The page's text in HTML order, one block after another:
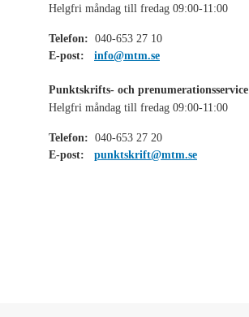
Helgfri måndag till fredag 09:00-11:00
Telefon: 040-653 27 10
E-post:
info@mtm.se
Punktskrifts- och prenumerationsservice
Helgfri måndag till fredag 09:00-11:00
Telefon: 040-653 27 20
E-post:
punktskrift@mtm.se